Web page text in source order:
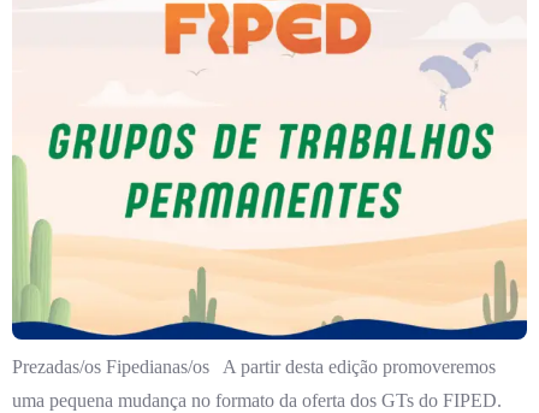
Prezadas/os Fipedianas/os A partir desta edição promoveremos
uma pequena mudança no formato da oferta dos GTs do FIPED.